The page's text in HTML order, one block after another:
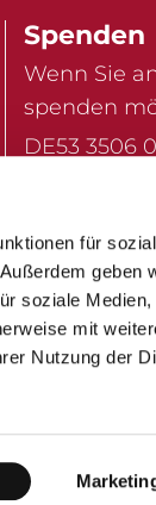
für
geben
soziale Medien,
mit
Nutzung der
Spenden
Wenn Sie
spenden
DE53 3506